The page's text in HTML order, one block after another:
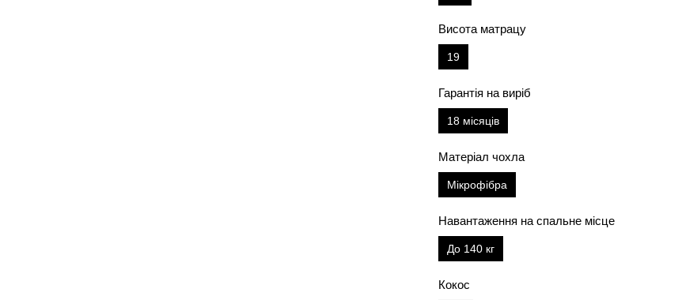
Висота матрацу
19
Гарантія на виріб
18 місяців
Матеріал чохла
Мікрофібра
Навантаження на спальне місце
До 140 кг
Кокос